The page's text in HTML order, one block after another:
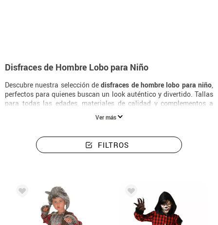
Disfraces de Hombre Lobo para Niño
Descubre nuestra selección dedisfraces de hombre lobo para niño,
perfectos para quienes buscan un look auténtico y divertido. Tallas
para todas las edades, materiales de calidad y complementos a
Ver más
FILTROS